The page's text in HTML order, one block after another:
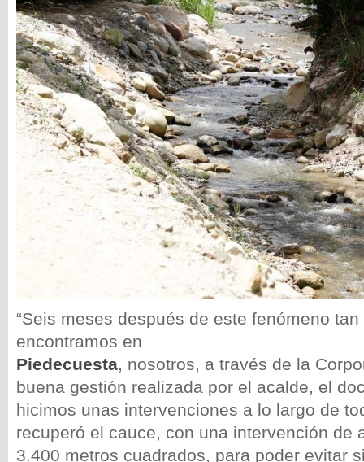
“Seis meses después de este fenómeno
encontramos en
Piedecuesta, nosotros, a través de la
buena gestión realizada por el acalde, el
hicimos unas intervenciones a lo largo de
recuperó el cauce, con una intervención de
3.400 metros cuadrados, para poder evitar